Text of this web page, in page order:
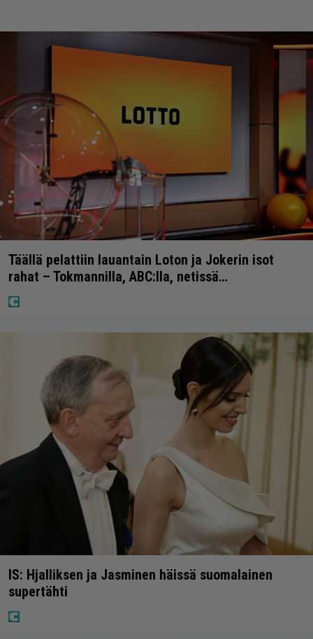
Täällä pelattiin lauantain Loton ja Jokerin isot
rahat – Tokmannilla, ABC:lla, netissä…
IS: Hjalliksen ja Jasminen häissä suomalainen
supertähti